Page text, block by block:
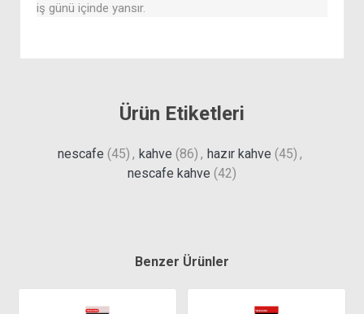
iş günü içinde yansır.
Ürün Etiketleri
nescafe (45) , kahve (86) , hazır kahve (45) ,
nescafe kahve (42)
Benzer Ürünler